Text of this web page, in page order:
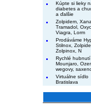
Kúpte si lieky
diabetes a
a ďalšie
Zolpidem,
Tramadol,
Viagra, Lorm
Prodáváme
Stilnox,
Zolpinox, N
Rychlé
Mounjaro,
wegovy,
Virtuálne sídlo
Bratislava